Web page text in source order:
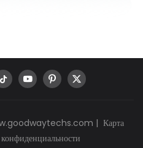
| Карта